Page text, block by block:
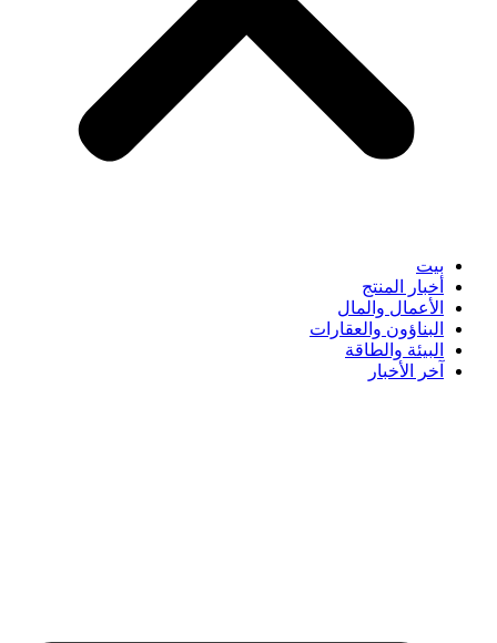
بيت
أخبار المنتج
الأعمال والمال
البناؤون والعقارات
البيئة والطاقة
آخر الأخبار